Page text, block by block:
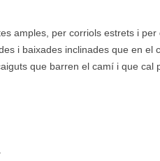
amples, per corriols estrets i
i baixades inclinades que en el
que barren el camí i que cal